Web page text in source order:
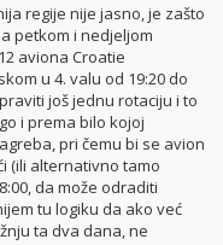
regije nije jasno, je zašto
petkom i nedjeljom
aviona Croatie
u 4. valu od 19:20 do
još jednu rotaciju i to
i prema bilo kojoj
pri čemu bi se avion
(ili alternativno tamo
da može odraditi
tu logiku da ako već
ta dva dana, ne